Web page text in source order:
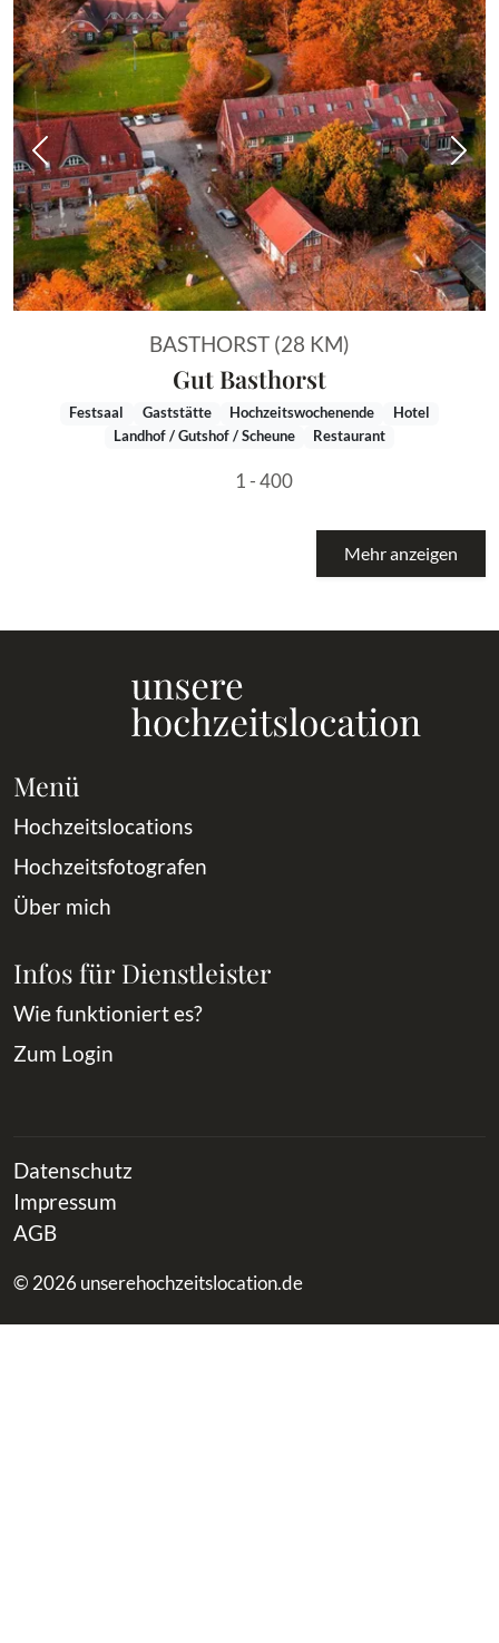
Vorheriges Bild
BASTHORST (28 KM)
Gut Basthorst
Festsaal Gaststätte Hochzeitswochenende
Hotel
Landhof / Gutshof / Scheune
Restaurant
1 - 400
Mehr anzeigen
Menü
Hochzeitslocations
Hochzeitsfotografen
Über mich
Infos für Dienstleister
Wie funktioniert es?
Zum Login
Datenschutz
Impressum
AGB
© 2026 unserehochzeitslocation.de